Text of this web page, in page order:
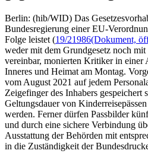
Berlin: (hib/WID) Das
Bundesregierung einer EU-
Folge leistet (19/21986(Dokument,
weder mit dem Grundgesetz noch mit
vereinbar, monierten Kritiker in einer
Inneres und Heimat am Montag.
vom August 2021 auf jedem
Zeigefinger des Inhabers gespeichert
Geltungsdauer von
werden. Ferner dürfen Passbilder
und durch eine sichere Verbindung
Ausstattung der Behörden mit
in die Zuständigkeit der